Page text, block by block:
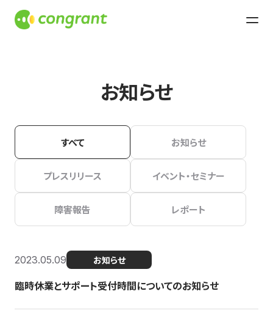
お知らせ
すべて お知らせ
プレスリリース イベント・セミナー
障害報告 レポート
2023.05.09 お知らせ
臨時休業とサポート受付時間についてのお知らせ